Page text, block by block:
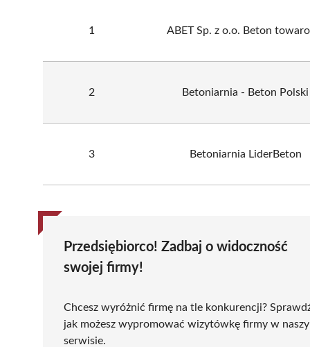
1 ABET Sp. z o.o. Beton
2 Betoniarnia - Beton Polski
3 Betoniarnia LiderBeton
Przedsiębiorco! Zadbaj o widoczność
swojej firmy!
Chcesz wyróżnić firmę na tle konkurencji?
jak możesz wypromować wizytówkę firmy w
serwisie.